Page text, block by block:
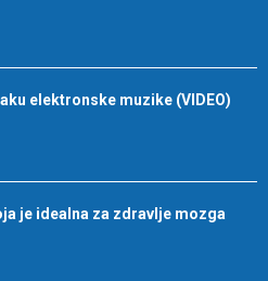
elektronske muzike (VIDEO)
je idealna za zdravlje mozga